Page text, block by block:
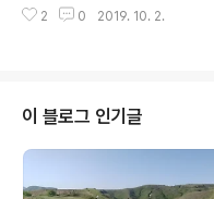
람이라, 그에게도 오야붕이 있었으
에 가깝다. 그런 그가 군사 쿠데타로
르노, 두체 델 파쉬즈모 에 폰다또레
는 영어는 His Excellency
of Government, Leader of
2 0 2019. 10. 2.
이 블로그 인기글